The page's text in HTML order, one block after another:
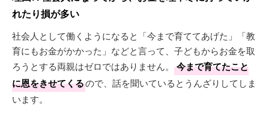
れたり損が多い
社会人として働くようになると「今まで育ててあげた」「教
育にもお金がかかった」などと言って、子どもからお金を取
ろうとする両親はゼロではありません。
今まで育てたこと
に恩をきせてくるので、話を聞いているとうんざりしてしま
います。